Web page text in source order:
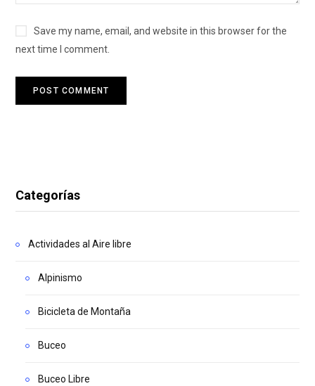
Save my name, email, and website in this browser for the
next time I comment.
Categorías
Actividades al Aire libre
Alpinismo
Bicicleta de Montaña
Buceo
Buceo Libre